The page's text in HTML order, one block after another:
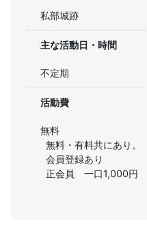
私部城跡
主な活動日・時間
不定期
活動費
無料
無料・有料共にあり。
会員登録あり
正会員　一口1,000円